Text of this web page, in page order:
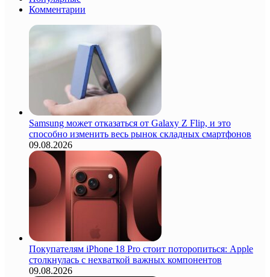
Комментарии
Samsung может отказаться от Galaxy Z Flip, и это
способно изменить весь рынок складных смартфонов
09.08.2026
Покупателям iPhone 18 Pro стоит поторопиться: Apple
столкнулась с нехваткой важных компонентов
09.08.2026